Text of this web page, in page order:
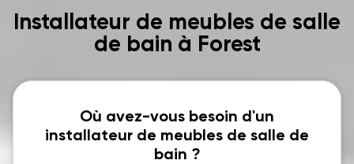
Installateur de meubles de salle
de bain à Forest
Où avez-vous besoin d'un
installateur de meubles de salle de
bain ?